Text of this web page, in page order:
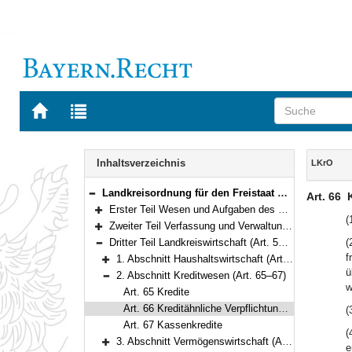
Zur
BAYERN.RECHT
Zur
letzten
Navigation
Inhaltsverzeichnis
Bereich reduzieren
Landkreisordnung für den Freistaat Bayern (Landkreisordnung – LKrO) in der Fassung der Bekanntmachung vom 22. August 1998 (GVBl. S. 826) BayRS 2020-3-1-I (Art. 1–108)
Bereich erweitern
Erster Teil Wesen und Aufgaben des Landkreises (Art. 1–21)
Bereich erweitern
Zweiter Teil Verfassung und Verwaltung des Landkreises (Art. 22–54)
Bereich reduzieren
Dritter Teil Landkreiswirtschaft (Art. 55–93)
Bereich erweitern
1. Abschnitt Haushaltswirtschaft (Art. 55–64)
Bereich reduzieren
2. Abschnitt Kreditwesen (Art. 65–67)
Art. 65 Kredite
Art. 66 Kreditähnliche Verpflichtungen; Sicherheiten
Art. 67 Kassenkredite
3. Abschnitt Vermögenswirtschaft (Art. 68–73)
Inhalt
LKrO
Art. 66